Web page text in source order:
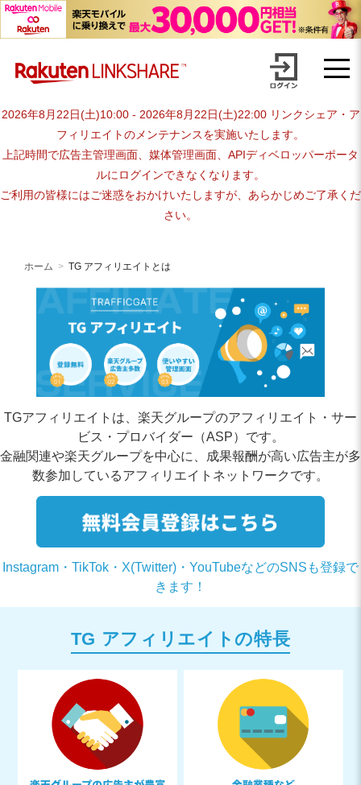
TG アフィリエイトとは
2026年8月22日(土)10:00 - 2026年8月22日(土)22:00 リンクシェア・ア
フィリエイトのメンテナンスを実施いたします。
上記時間で広告主管理画面、媒体管理画面、APIディベロッパーポータ
ルにログインできなくなります。
ご利用の皆様にはご迷惑をおかけいたしますが、あらかじめご了承くだ
さい。
ホーム TG アフィリエイトとは
TGアフィリエイトは、楽天グループのアフィリエイト・サー
ビス・プロバイダー（ASP）です。
金融関連や楽天グループを中心に、成果報酬が高い広告主が多
数参加しているアフィリエイトネットワークです。
Instagram・TikTok・X(Twitter)・YouTubeなどのSNSも登録で
きます！
TG アフィリエイトの特長